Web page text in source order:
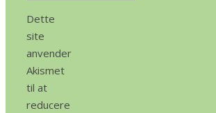
Dette
site
anvender
Akismet
til at
reducere